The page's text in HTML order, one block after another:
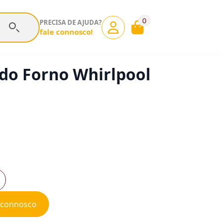
PRECISA DE AJUDA?
fale connosco!
0
Forno Whirlpool